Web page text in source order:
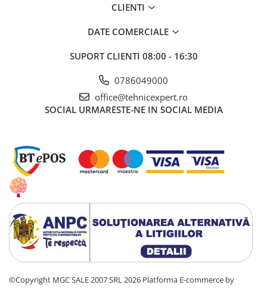
Foarfeci de mana
Galeti de lucru si accesorii
Imbusi si seturi de imbusi
Patenti, clesti si sfici
Pistoale de spuma si silicon
Rangi
Razuri si razuitoare de mana
Surubelnite si seturi de
surubelnite
Trafaleti speciali
Truse de tubulare si chei
CLIENTI
DATE COMERCIALE
SUPORT CLIENTI 08:00 - 16:30
0786049000
office@tehnicexpert.ro
SOCIAL URMARESTE-NE IN SOCIAL MEDIA
©Copyright MGC SALE 2007 SRL 2026 Platforma E-commerce by